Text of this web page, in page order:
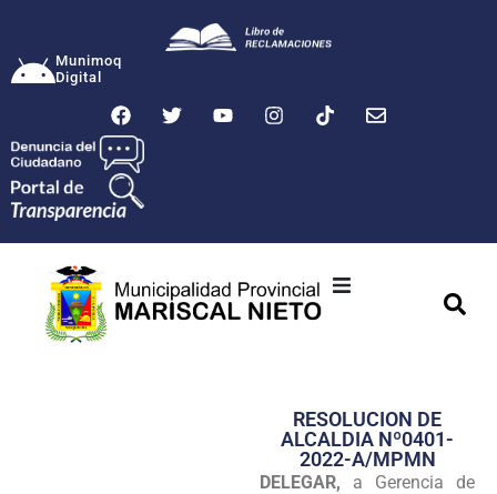
Munimoq
Digital
Transparencia
Seguridad
RESOLUCION DE
ALCALDIA Nº0401-
2022-A/MPMN
DELEGAR, a Gerencia de